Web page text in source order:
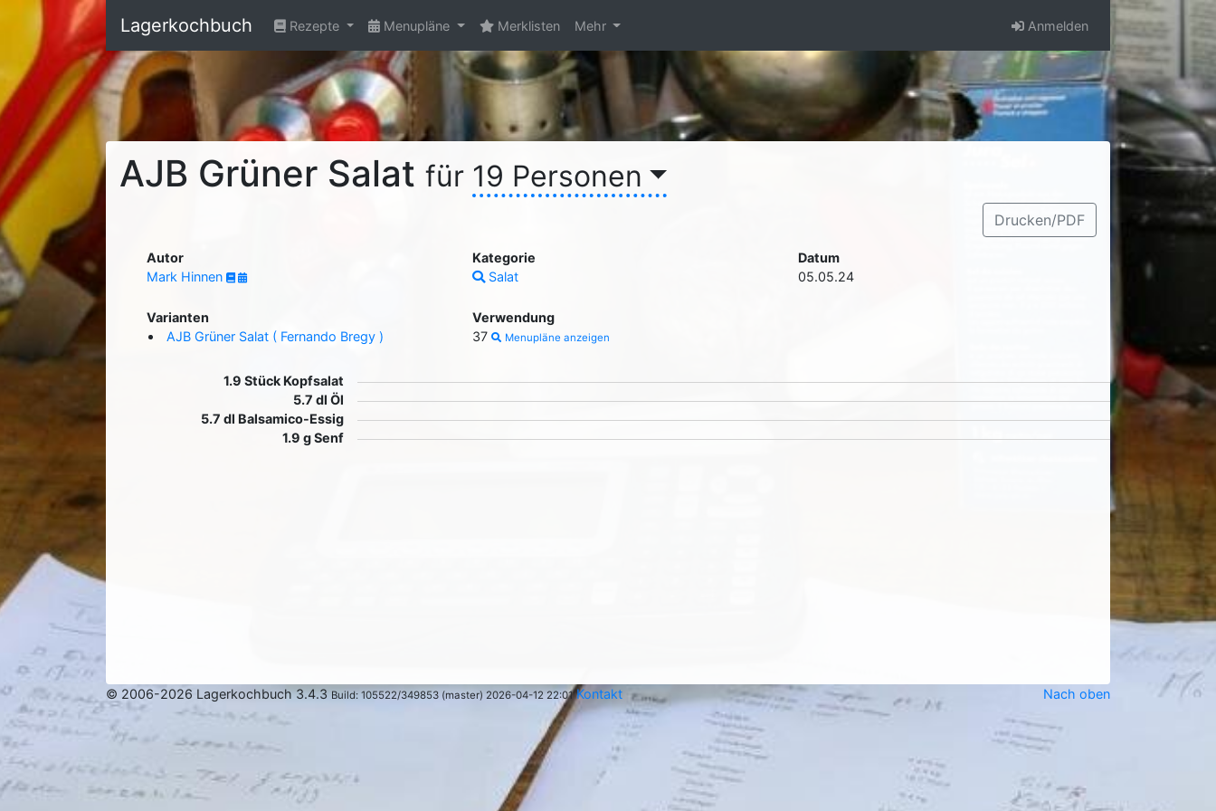
Lagerkochbuch Rezepte Menupläne Merklisten Mehr Anmelden
AJB Grüner Salat für 19 Personen
Drucken/PDF
Autor
Mark Hinnen
Kategorie
Salat
Datum
05.05.24
Varianten
AJB Grüner Salat ( Fernando Bregy )
Verwendung
37
Menupläne anzeigen
1.9 Stück Kopfsalat
5.7 dl Öl
5.7 dl Balsamico-Essig
1.9 g Senf
Nach oben
© 2006-2026 Lagerkochbuch 3.4.3Build: 105522/349853 (master) 2026-04-12 22:01 Kontakt